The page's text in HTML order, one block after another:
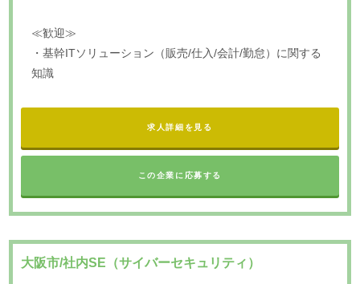
≪歓迎≫
・基幹ITソリューション（販売/仕入/会計/勤怠）に関する
知識
求人詳細を見る
この企業に応募する
大阪市/社内SE（サイバーセキュリティ）